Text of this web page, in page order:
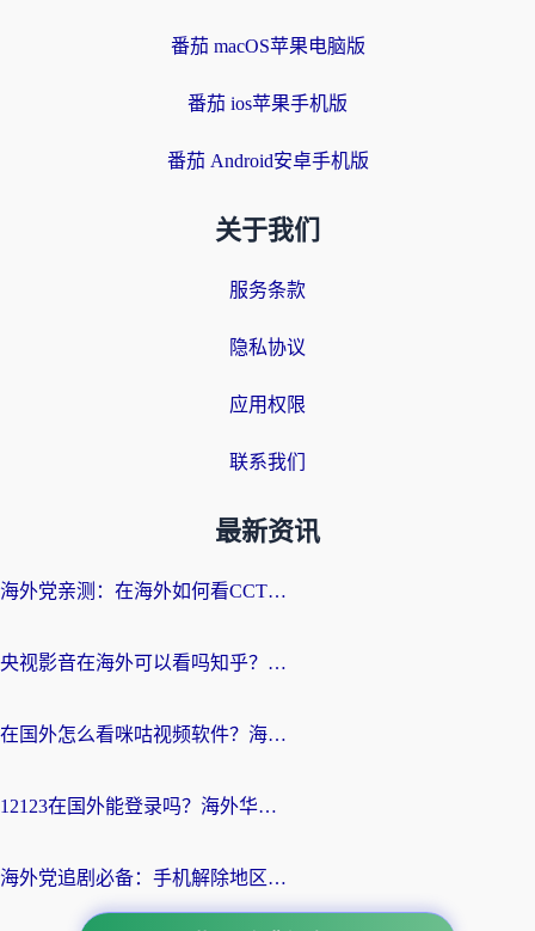
番茄 macOS苹果电脑版
番茄 ios苹果手机版
番茄 Android安卓手机版
关于我们
服务条款
隐私协议
应用权限
联系我们
最新资讯
海外党亲测：在海外如何看CCTV？告别“仅限大陆播放”的实用指南
央视影音在海外可以看吗知乎？留学生亲测：3步解决地域限制+追剧自由
在国外怎么看咪咕视频软件？海外党亲测有效的回国加速方案
12123在国外能登录吗？海外华人必看的回国加速实用指南
海外党追剧必备：手机解除地区限制app怎么选？解决央视视频&国内剧地区限制全指南